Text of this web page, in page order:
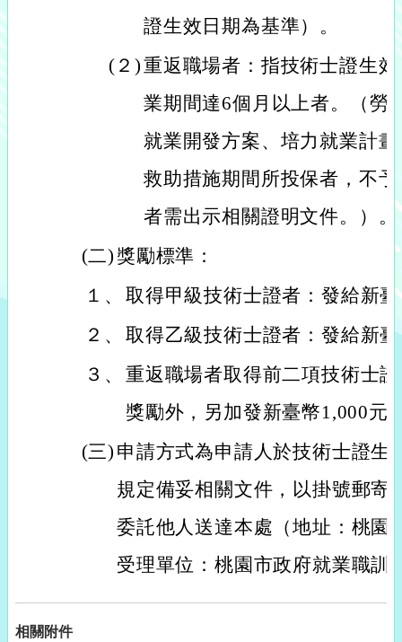
證生效日期為基準）。
(２)重返職場者：指技術士證生
業期間達6個月以上者。（勞
就業開發方案、培力就業計
救助措施期間所投保者，不
者需出示相關證明文件。）。
(二) 獎勵標準：
１、 取得甲級技術士證者：發給新
２、 取得乙級技術士證者：發給新
３、 重返職場者取得前二項技術士
獎勵外，另加發新臺幣1,000元
(三) 申請方式為申請人於技術士證生
規定備妥相關文件，以掛號郵寄
委託他人送達本處（地址：桃園
受理單位：桃園市政府就業職訓
相關附件